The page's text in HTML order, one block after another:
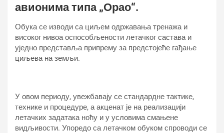
авионима типа „Орао“.
Обука се изводи са циљем одржавања тренажа и
високог нивоа оспособљености летачког састава и
уједно представља припрему за предстојеће гађање
циљева на земљи.
У овом периоду, увежбавају се стандардне тактике,
технике и процедуре, а акценат је на реализацији
летачких задатака ноћу и у условима смањене
видљивости. Упоредо са летачком обуком спроводи се